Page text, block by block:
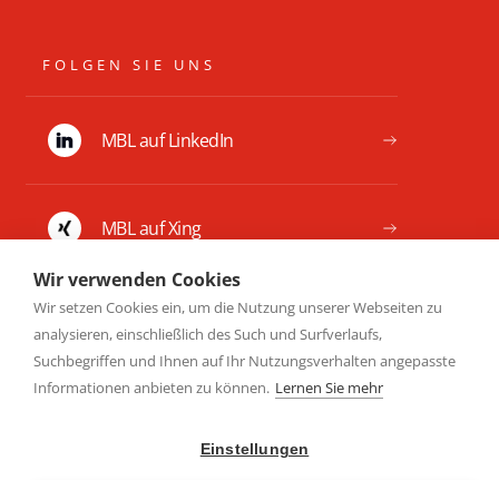
Wir verwenden Cookies
Wir setzen Cookies ein, um die Nutzung unserer Webseiten zu
analysieren, einschließlich des Such und Surfverlaufs,
Suchbegriffen und Ihnen auf Ihr Nutzungsverhalten angepasste
Informationen anbieten zu können. Lernen Sie mehr
Einstellungen
FOLGEN SIE UNS
MBL auf LinkedIn
MBL auf Xing